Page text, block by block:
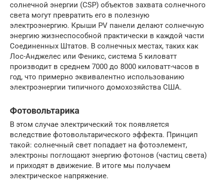
солнечной энергии (CSP) объектов захвата солнечного
света могут превратить его в полезную
электроэнергию. Крыши PV панели делают солнечную
энергию жизнеспособной практически в каждой части
Соединенных Штатов. В солнечных местах, таких как
Лос-Анджелес или Феникс, система 5 киловатт
производит в среднем 7000 до 8000 киловатт-часов в
год, что примерно эквивалентно использованию
электроэнергии типичного домохозяйства США.
Фотовольтарика
В этом случае электрический ток появляется
вследствие фотовольтарического эффекта. Принцип
такой: солнечный свет попадает на фотоэлемент,
электроны поглощают энергию фотонов (частиц света)
и приходят в движение. В итоге мы получаем
электрическое напряжение.